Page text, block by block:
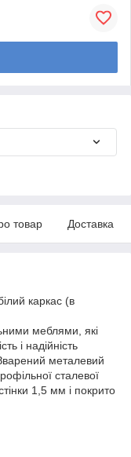
товар Доставка
каркас (в
меблями, які
і надійність
металевий
сталевої
1,5 мм і покрито